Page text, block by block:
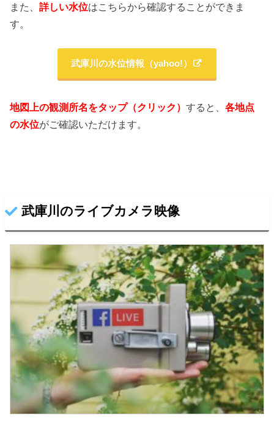
また、詳しい水位はこちらから確認することができま
す。
武庫川の水位情報（yahoo!）
地図上の観測所名をタップ（クリック）すると、各地点
の水位がご確認いただけます。
武庫川のライブカメラ映像